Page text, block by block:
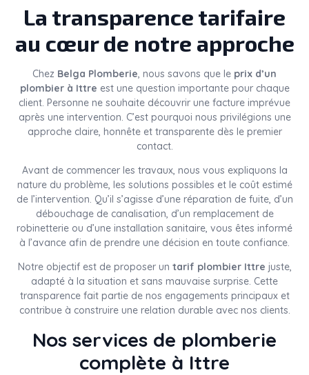
La transparence tarifaire
au cœur de notre approche
Chez Belga Plomberie, nous savons que le prix d’un
plombier à Ittre est une question importante pour chaque
client. Personne ne souhaite découvrir une facture imprévue
après une intervention. C’est pourquoi nous privilégions une
approche claire, honnête et transparente dès le premier
contact.
Avant de commencer les travaux, nous vous expliquons la
nature du problème, les solutions possibles et le coût estimé
de l’intervention. Qu’il s’agisse d’une réparation de fuite, d’un
débouchage de canalisation, d’un remplacement de
robinetterie ou d’une installation sanitaire, vous êtes informé
à l’avance afin de prendre une décision en toute confiance.
Notre objectif est de proposer un tarif plombier Ittre juste,
adapté à la situation et sans mauvaise surprise. Cette
transparence fait partie de nos engagements principaux et
contribue à construire une relation durable avec nos clients.
Nos services de plomberie
complète à Ittre